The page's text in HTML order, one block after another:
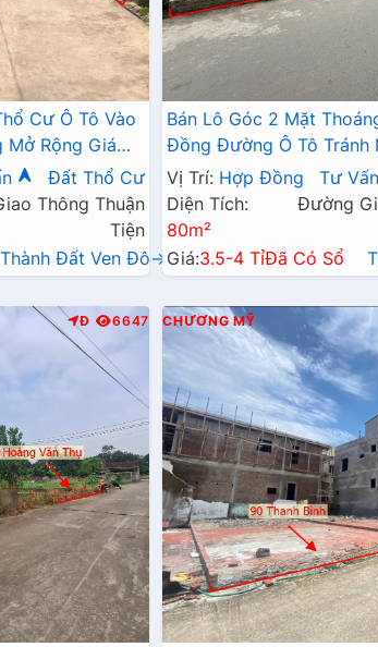
Cư Ô Tô Vào
Mở Rộng Giá
Đất Thổ Cư
Thông Thuận
Tiện
Thành Đất Ven Đô→
Bán Lô Góc 2 Mặt
Đồng Đường Ô Tô Tránh
Hành Chính Xã Gần
Vị Trí: Hợp Đồng Tư Vấn
Diện Tích:
80m²
Đường
Giá:3.5-4 TỉĐã Có Sổ
Đ 6647 CHƯƠNG MỸ